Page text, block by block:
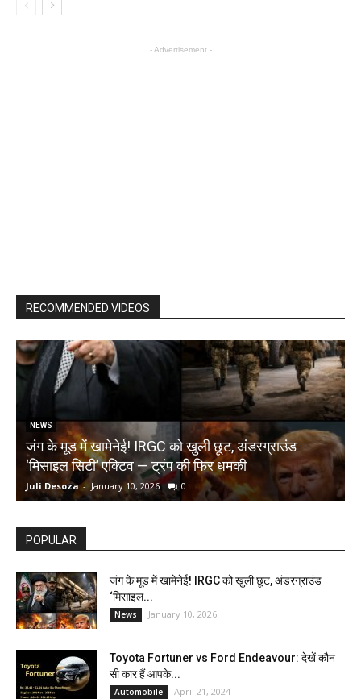
- Advertisement -
RECOMMENDED VIDEOS
NEWS
जंग के मूड में खामेनेई! IRGC को खुली छूट, अंडरग्राउंड
‘मिसाइल सिटी’ एक्टिव — ट्रंप की फिर धमकी
Juli Desoza - January 10, 2026 0
POPULAR
जंग के मूड में खामेनेई! IRGC को खुली छूट, अंडरग्राउंड
‘मिसाइल...
News January 10, 2026
Toyota Fortuner vs Ford Endeavour: देखें कौन
सी कार हैं आपके...
Automobile April 21, 2024